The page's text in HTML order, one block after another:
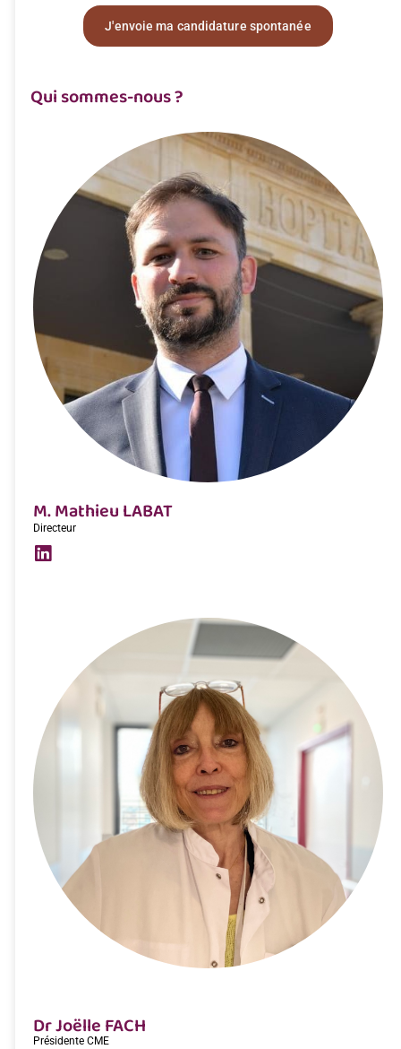
J'envoie ma candidature spontanée
Qui sommes-nous ?
M. Mathieu LABAT
Directeur
Dr Joëlle FACH
Présidente CME